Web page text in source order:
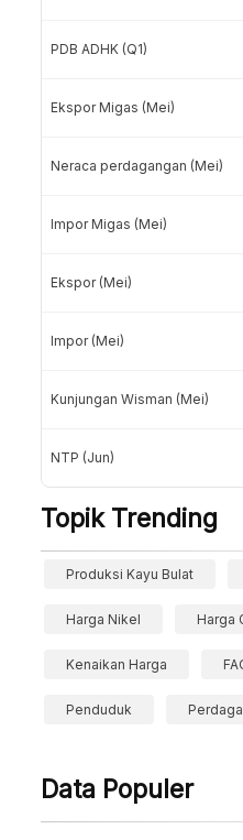
PDB ADHK (Q1)
Ekspor Migas (Mei)
Neraca perdagangan (Mei)
Impor Migas (Mei)
Ekspor (Mei)
Impor (Mei)
Kunjungan Wisman (Mei)
NTP (Jun)
Topik Trending
Produksi Kayu Bulat
Harga Nikel Harga
Kenaikan Harga
Penduduk
Data Populer